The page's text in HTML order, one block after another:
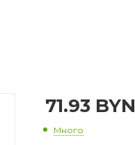
71.93 BYN
Много